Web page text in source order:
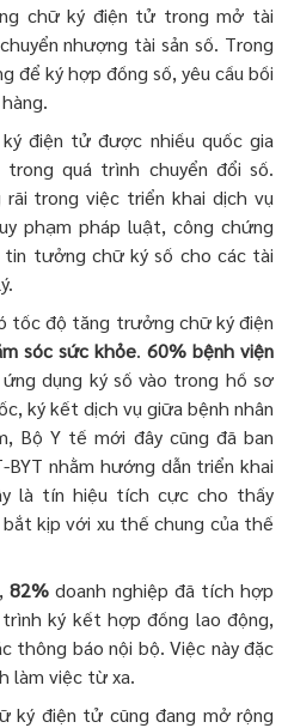
chữ ký điện tử trong mở tài
nhượng tài sản số. Trong
để ký hợp đồng số, yêu cầu bồi
điện tử được nhiều quốc gia
quá trình chuyển đổi số.
trong việc triển khai dịch vụ
phạm pháp luật, công chứng
tưởng chữ ký số cho các tài
tốc độ tăng trưởng chữ ký điện
sóc sức khỏe. 60% bệnh viện
dụng ký số vào trong hồ sơ
ký kết dịch vụ giữa bệnh nhân
Bộ Y tế mới đây cũng đã ban
nhằm hướng dẫn triển khai
là tín hiệu tích cực cho thấy
kịp với xu thế chung của thế
, 82% doanh nghiệp đã tích hợp
ký kết hợp đồng lao động,
thông báo nội bộ. Việc này đặc
làm việc từ xa.
ký điện tử cũng đang mở rộng